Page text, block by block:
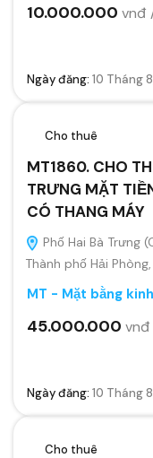
10.000.000 vnđ
Ngày đăng: 10 Tháng
Cho thuê
MT1860. CHO
TRƯNG MẶT
CÓ THANG MÁY
Phố Hai Bà Trưng
Thành phố Hải
MT - Mặt bằng
45.000.000
Ngày đăng: 10 Tháng
Cho thuê